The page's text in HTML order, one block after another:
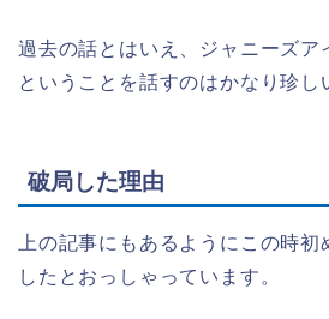
過去の話とはいえ、ジャニーズア
ということを話すのはかなり珍し
破局した理由
上の記事にもあるようにこの時初
したとおっしゃっています。